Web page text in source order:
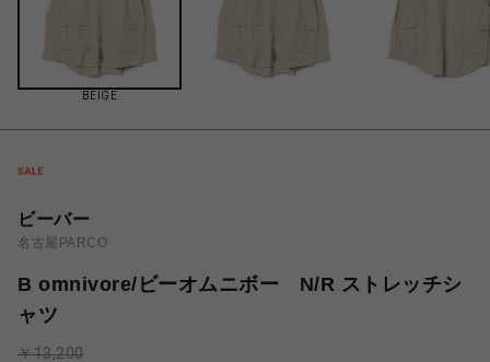
BEIGE
ビーバー
名古屋PARCO
B omnivore/ビーオムニボー N/R ストレッチシ
ャツ
￥13,200